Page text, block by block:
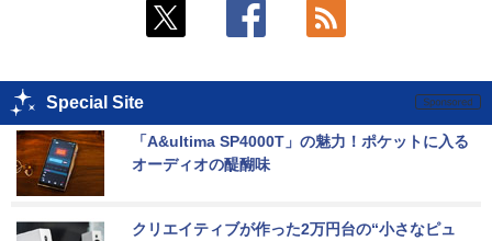
Special Site
「A&ultima SP4000T」の魅力！ポケットに入る
オーディオの醍醐味
クリエイティブが作った2万円台の“小さなピュ